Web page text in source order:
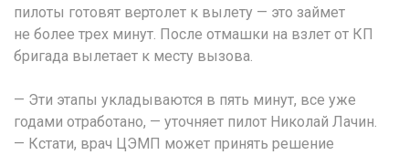
пилоты готовят вертолет к вылету — это займет
не более трех минут. После отмашки на взлет от КП
бригада вылетает к месту вызова.
— Эти этапы укладываются в пять минут, все уже
годами отработано, — уточняет пилот Николай Лачин.
— Кстати, врач ЦЭМП может принять решение